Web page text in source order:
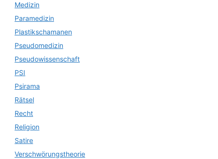
Medizin
Paramedizin
Plastikschamanen
Pseudomedizin
Pseudowissenschaft
PSI
Psirama
Rätsel
Recht
Religion
Satire
Verschwörungstheorie